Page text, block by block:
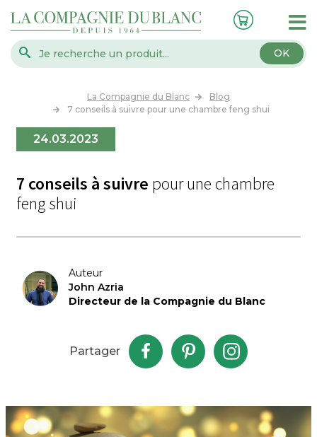
OK
La Compagnie du Blanc
Blog
7 conseils à suivre pour une chambre feng shui
24.03.2023
7 conseils à suivre pour une chambre
feng shui
Auteur
John Azria
Directeur de la Compagnie du Blanc
Partager